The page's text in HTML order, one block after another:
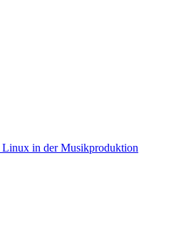
in der Musikproduktion